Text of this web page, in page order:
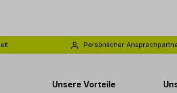
Persönlicher
Unsere Vorteile